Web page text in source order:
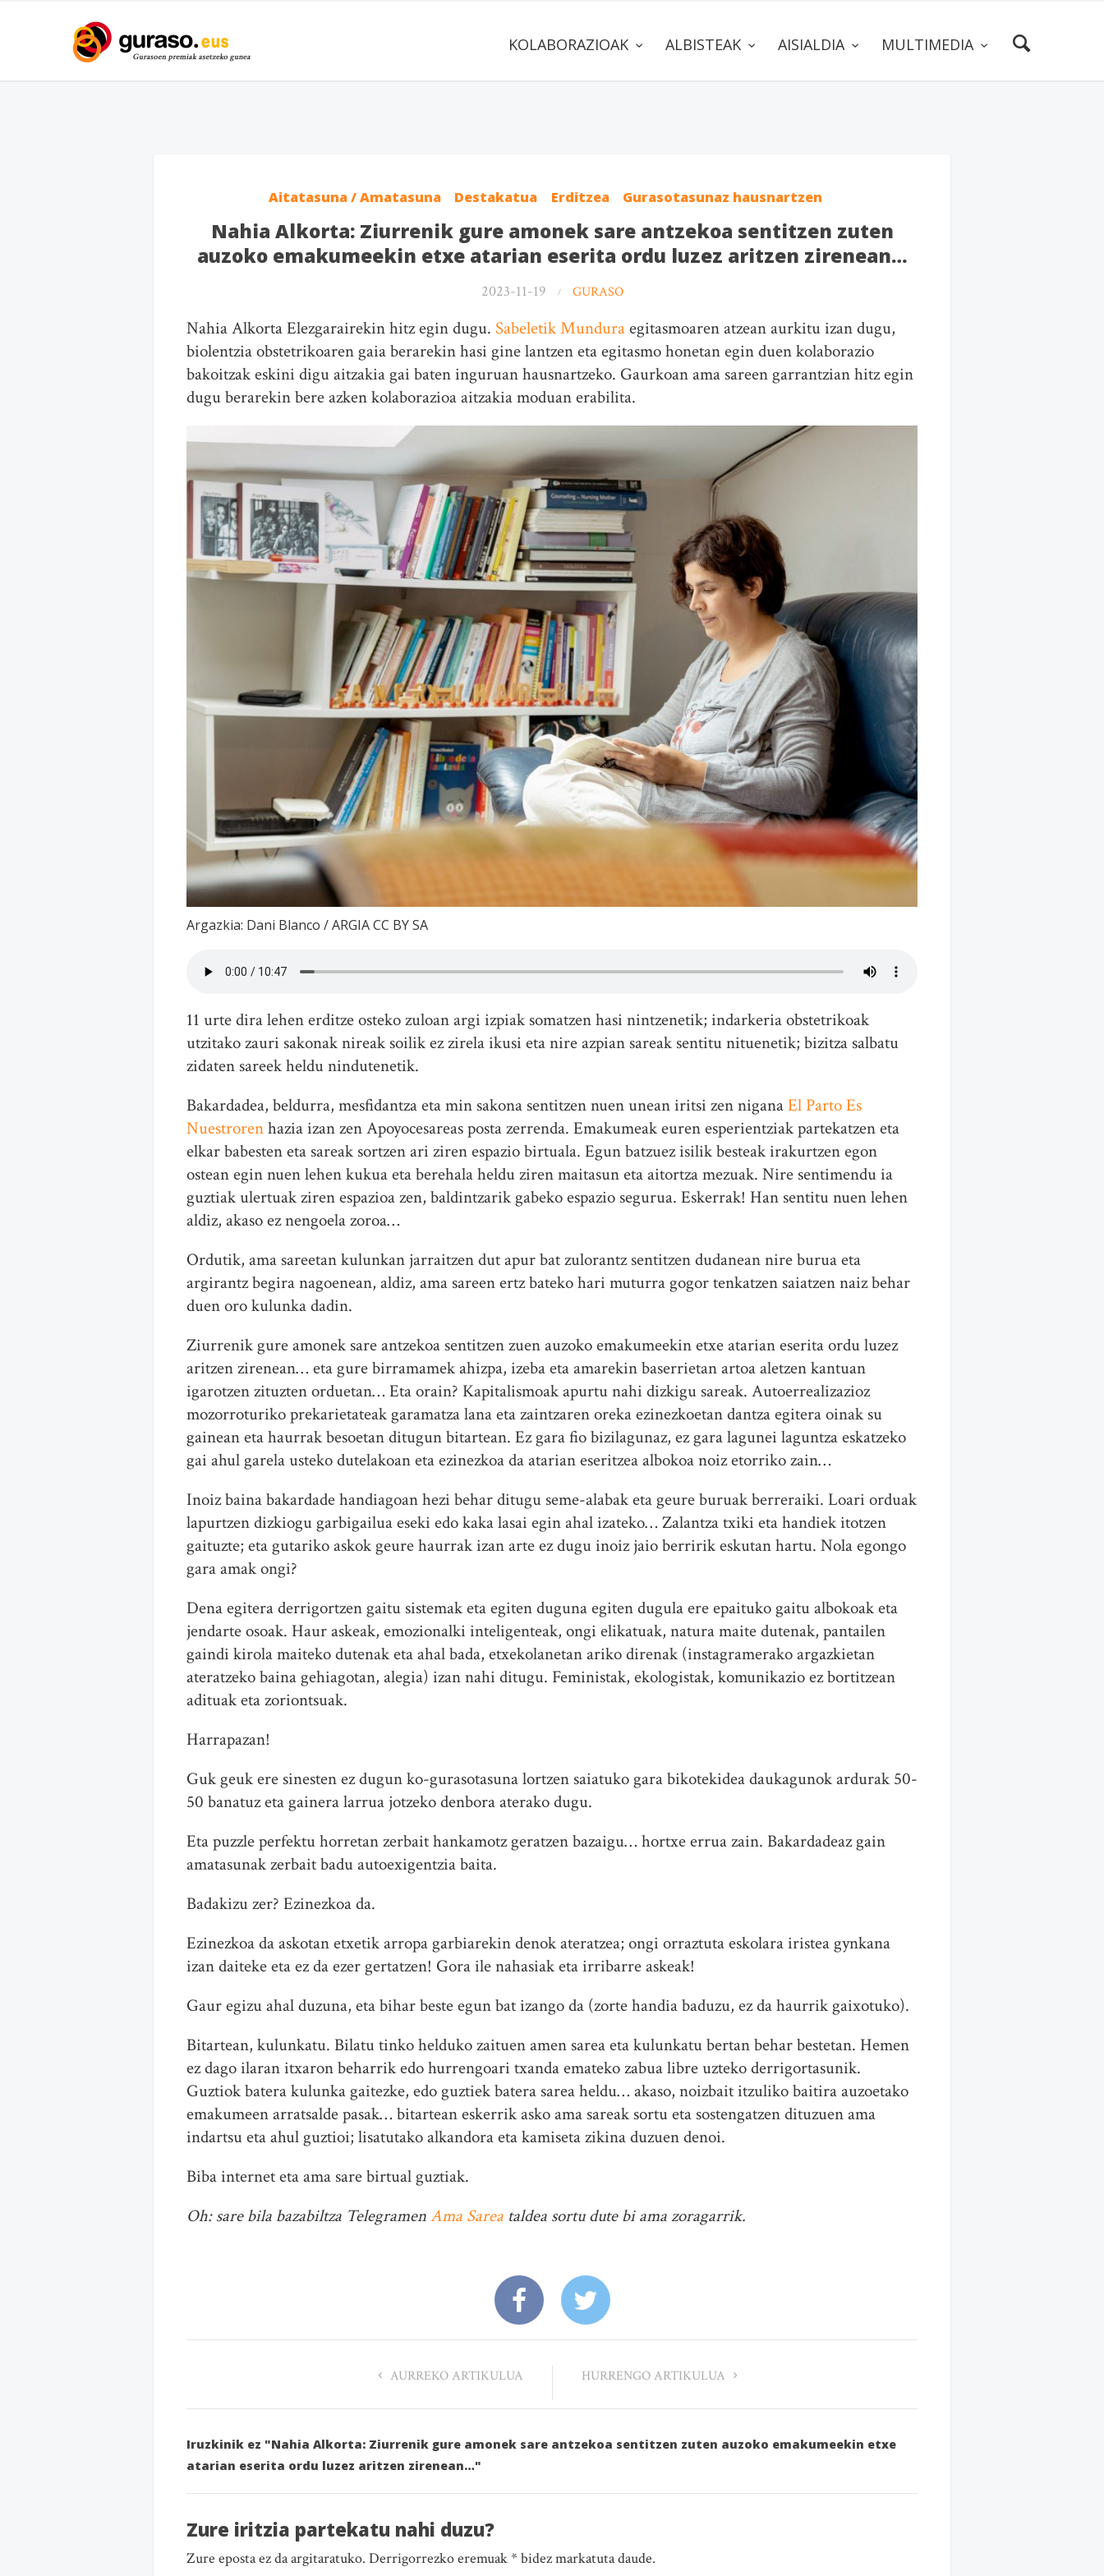
KOLABORAZIOAK ALBISTEAK AISIALDIA MULTIMEDIA
Aitatasuna / Amatasuna Destakatua Erditzea Gurasotasunaz hausnartzen
Nahia Alkorta: Ziurrenik gure amonek sare antzekoa sentitzen zuten
auzoko emakumeekin etxe atarian eserita ordu luzez aritzen zirenean…
2023-11-19 GURASO
Nahia Alkorta Elezgarairekin hitz egin dugu. Sabeletik Munduraegitasmoaren atzean aurkitu izan dugu,
biolentzia obstetrikoaren gaia berarekin hasi gine lantzen eta egitasmo honetan egin duen kolaborazio
bakoitzak eskini digu aitzakia gai baten inguruan hausnartzeko. Gaurkoan ama sareen garrantzian hitz egin
dugu berarekin bere azken kolaborazioa aitzakia moduan erabilita.
Argazkia: Dani Blanco / ARGIA CC BY SA
11 urte dira lehen erditze osteko zuloan argi izpiak somatzen hasi nintzenetik; indarkeria obstetrikoak
utzitako zauri sakonak nireak soilik ez zirela ikusi eta nire azpian sareak sentitu nituenetik; bizitza salbatu
zidaten sareek heldu nindutenetik.
Bakardadea, beldurra, mesfidantza eta min sakona sentitzen nuen unean iritsi zen niganaEl Parto Es
Nuestrorenhazia izan zen Apoyocesareas posta zerrenda. Emakumeak euren esperientziak partekatzen eta
elkar babesten eta sareak sortzen ari ziren espazio birtuala. Egun batzuez isilik besteak irakurtzen egon
ostean egin nuen lehen kukua eta berehala heldu ziren maitasun eta aitortza mezuak. Nire sentimendu ia
guztiak ulertuak ziren espazioa zen, baldintzarik gabeko espazio segurua. Eskerrak! Han sentitu nuen lehen
aldiz, akaso ez nengoela zoroa…
Ordutik, ama sareetan kulunkan jarraitzen dut apur bat zulorantz sentitzen dudanean nire burua eta
argirantz begira nagoenean, aldiz, ama sareen ertz bateko hari muturra gogor tenkatzen saiatzen naiz behar
duen oro kulunka dadin.
Ziurrenik gure amonek sare antzekoa sentitzen zuen auzoko emakumeekin etxe atarian eserita ordu luzez
aritzen zirenean… eta gure birramamek ahizpa, izeba eta amarekin baserrietan artoa aletzen kantuan
igarotzen zituzten orduetan… Eta orain? Kapitalismoak apurtu nahi dizkigu sareak. Autoerrealizazioz
mozorroturiko prekarietateak garamatza lana eta zaintzaren oreka ezinezkoetan dantza egitera oinak su
gainean eta haurrak besoetan ditugun bitartean. Ez gara fio bizilagunaz, ez gara lagunei laguntza eskatzeko
gai ahul garela usteko dutelakoan eta ezinezkoa da atarian eseritzea albokoa noiz etorriko zain…
Inoiz baina bakardade handiagoan hezi behar ditugu seme-alabak eta geure buruak berreraiki. Loari orduak
lapurtzen dizkiogu garbigailua eseki edo kaka lasai egin ahal izateko… Zalantza txiki eta handiek itotzen
gaituzte; eta gutariko askok geure haurrak izan arte ez dugu inoiz jaio berririk eskutan hartu. Nola egongo
gara amak ongi?
Dena egitera derrigortzen gaitu sistemak eta egiten duguna egiten dugula ere epaituko gaitu albokoak eta
jendarte osoak. Haur askeak, emozionalki inteligenteak, ongi elikatuak, natura maite dutenak, pantailen
gaindi kirola maiteko dutenak eta ahal bada, etxekolanetan ariko direnak (instagramerako argazkietan
ateratzeko baina gehiagotan, alegia) izan nahi ditugu. Feministak, ekologistak, komunikazio ez bortitzean
adituak eta zoriontsuak.
Harrapazan!
Guk geuk ere sinesten ez dugun ko-gurasotasuna lortzen saiatuko gara bikotekidea daukagunok ardurak 50-
50 banatuz eta gainera larrua jotzeko denbora aterako dugu.
Eta puzzle perfektu horretan zerbait hankamotz geratzen bazaigu… hortxe errua zain. Bakardadeaz gain
amatasunak zerbait badu autoexigentzia baita.
Badakizu zer? Ezinezkoa da.
Ezinezkoa da askotan etxetik arropa garbiarekin denok ateratzea; ongi orraztuta eskolara iristea gynkana
izan daiteke eta ez da ezer gertatzen! Gora ile nahasiak eta irribarre askeak!
Gaur egizu ahal duzuna, eta bihar beste egun bat izango da (zorte handia baduzu, ez da haurrik gaixotuko).
Bitartean, kulunkatu. Bilatu tinko helduko zaituen amen sarea eta kulunkatu bertan behar bestetan. Hemen
ez dago ilaran itxaron beharrik edo hurrengoari txanda emateko zabua libre uzteko derrigortasunik.
Guztiok batera kulunka gaitezke, edo guztiek batera sarea heldu… akaso, noizbait itzuliko baitira auzoetako
emakumeen arratsalde pasak… bitartean eskerrik asko ama sareak sortu eta sostengatzen dituzuen ama
indartsu eta ahul guztioi; lisatutako alkandora eta kamiseta zikina duzuen denoi.
Biba internet eta ama sare birtual guztiak.
Oh: sare bila bazabiltza TelegramenAma Sarea taldea sortu dute bi ama zoragarrik.
AURREKO ARTIKULUA HURRENGO ARTIKULUA
Iruzkinik ez "Nahia Alkorta: Ziurrenik gure amonek sare antzekoa sentitzen zuten auzoko emakumeekin etxe
atarian eserita ordu luzez aritzen zirenean…"
Zure iritzia partekatu nahi duzu?
Zure eposta ez da argitaratuko. Derrigorrezko eremuak * bidez markatuta daude.